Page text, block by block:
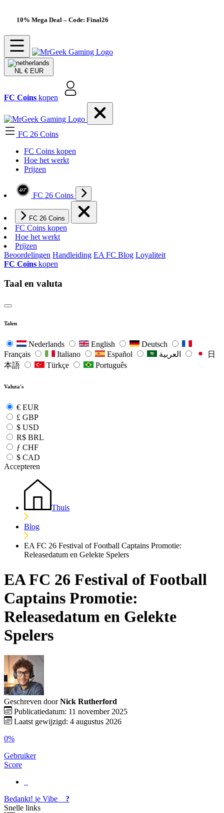
10% Mega Deal – Code: Final26
NL € EUR
FC Coins kopen
FC 26 Coins
FC Coins kopen
Hoe het werkt
Prijzen
FC 26 Coins
FC 26 Coins
FC Coins kopen
Hoe het werkt
Prijzen
Beoordelingen Handleiding EA FC Blog Loyaliteit
FC Coins kopen
Taal en valuta
Talen
Nederlands English
Deutsch
Français
Italiano Español
日
本語
Türkçe Português
Valuta's
€ EUR
£ GBP
$ USD
R$ BRL
ƒ CHF
$ CAD
Accepteren
Thuis
Blog
EA FC 26 Festival of Football Captains Promotie:
Releasedatum en Gelekte Spelers
EA FC 26 Festival of Football
Captains Promotie:
Releasedatum en Gelekte
Spelers
Geschreven door Nick Rutherford
Publicatiedatum: 11 november 2025
Laatst gewijzigd: 4 augustus 2026
0%
Gebruiker
Score
Bedankt! je Vibe
?
Snelle links